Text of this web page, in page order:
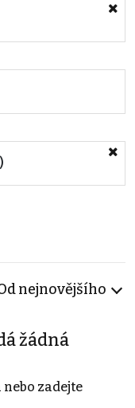
nejnovějšího
žádná
zadejte